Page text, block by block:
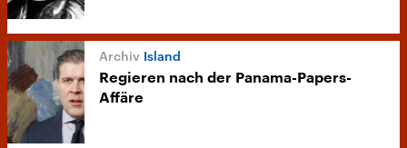
Island
Regieren nach der Panama-Papers-
Affäre